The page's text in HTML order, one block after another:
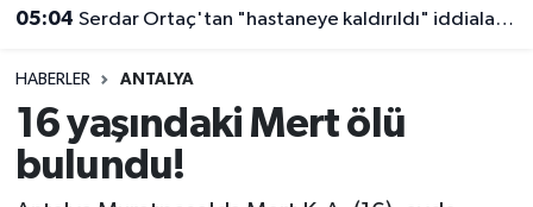
05:04 Serdar Ortaç'tan "hastaneye kaldırıldı" iddialarına yanıt
HABERLER ANTALYA
16 yaşındaki Mert ölü
bulundu!
Trafik Durumu
Süper Lig Puan Durumu ve Fikstür